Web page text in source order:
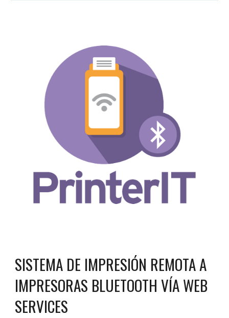
SISTEMA DE IMPRESIÓN REMOTA A
IMPRESORAS BLUETOOTH VÍA WEB
SERVICES